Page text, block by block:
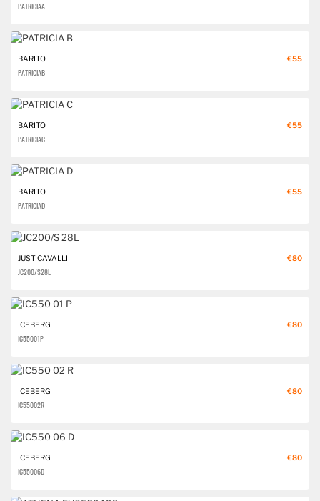
PATRICIA A
€55
BARITO
PATRICIA B
€55
BARITO
PATRICIA C
€55
BARITO
PATRICIA D
€80
JUST CAVALLI
JC200/S 28L
€80
ICEBERG
IC550 01 P
€80
ICEBERG
IC550 02 R
€80
ICEBERG
IC550 06 D